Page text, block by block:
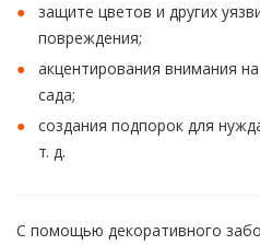
защите цветов и других
повреждения;
акцентирования внимания
сада;
создания подпорок для
т. д.
С помощью декоративного